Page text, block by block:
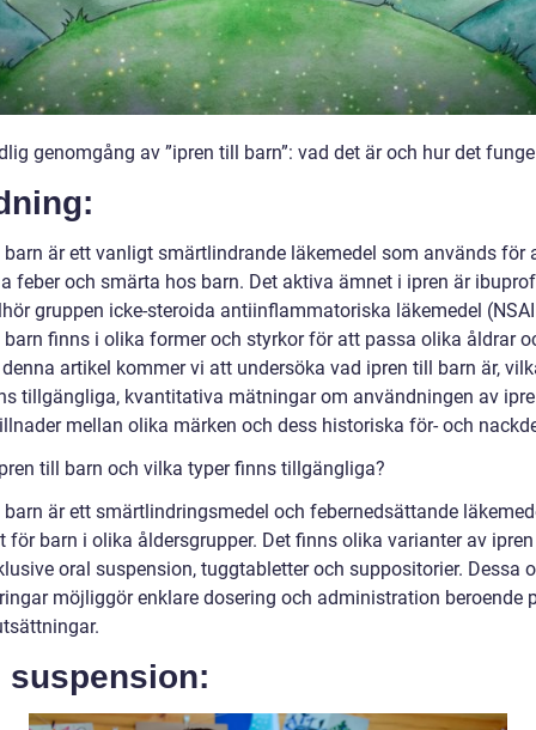
genomgång av ”ipren till barn”: vad det är och hur det
barn är ett vanligt smärtlindrande läkemedel som används för
feber och smärta hos barn. Det aktiva ämnet i ipren är
gruppen icke-steroida antiinflammatoriska läkemedel
barn finns i olika former och styrkor för att passa olika åldrar
denna artikel kommer vi att undersöka vad ipren till barn är,
tillgängliga, kvantitativa mätningar om användningen av
mellan olika märken och dess historiska för- och
till barn och vilka typer finns tillgängliga?
är ett smärtlindringsmedel och febernedsättande
för barn i olika åldersgrupper. Det finns olika varianter av
oral suspension, tuggtabletter och suppositorier. Dessa
möjliggör enklare dosering och administration beroende
suspension: